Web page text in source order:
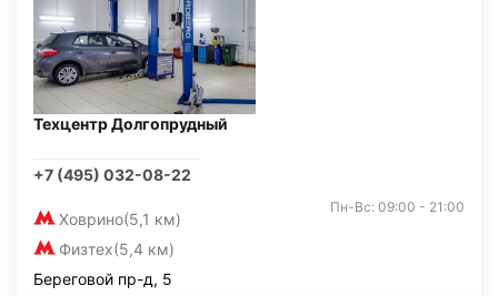
Техцентр Долгопрудный
+7 (495) 032-08-22
Ховрино(5,1 км)
Физтех(5,4 км)
Пн-Вс: 09:00 - 21:00
Береговой пр-д, 5